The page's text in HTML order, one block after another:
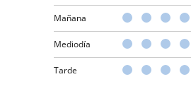
Mañana
Mediodía
Tarde